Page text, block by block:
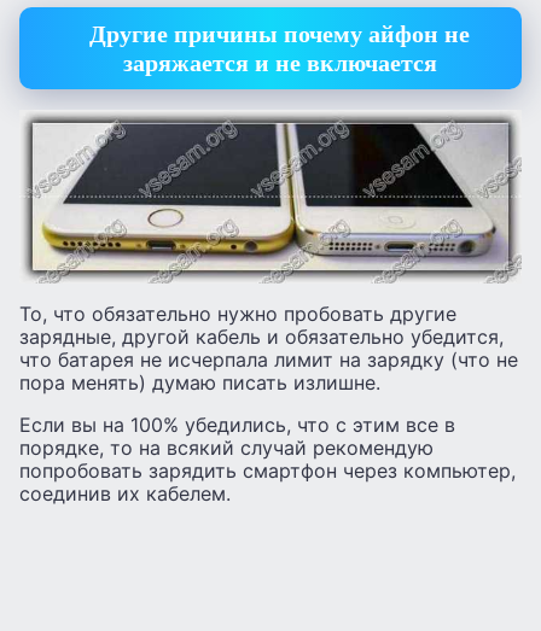
Другие причины почему айфон не
заряжается и не включается
То, что обязательно нужно пробовать другие
зарядные, другой кабель и обязательно убедится,
что батарея не исчерпала лимит на зарядку (что не
пора менять) думаю писать излишне.
Если вы на 100% убедились, что с этим все в
порядке, то на всякий случай рекомендую
попробовать зарядить смартфон через компьютер,
соединив их кабелем.